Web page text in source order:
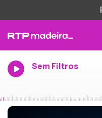
Sem Filtros